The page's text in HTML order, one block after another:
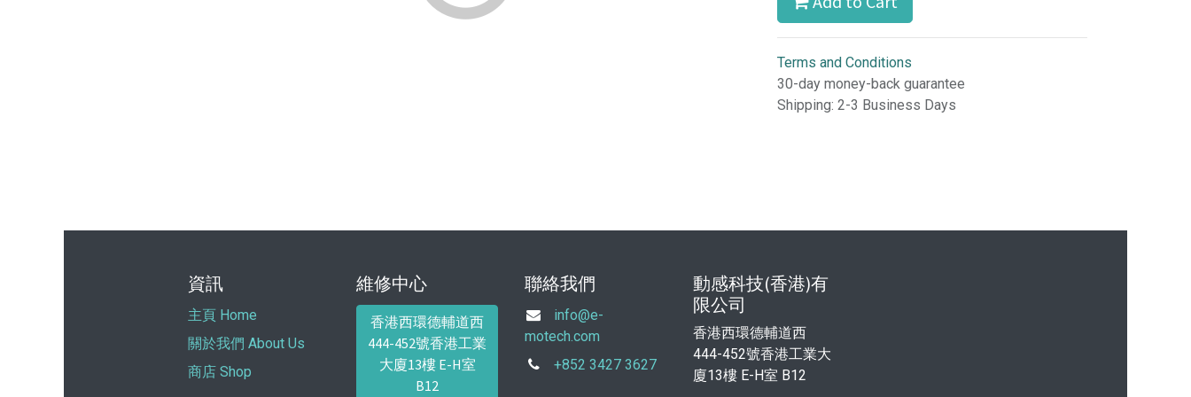
Terms and Conditions
30-day money-back guarantee
Shipping: 2-3 Business Days
資訊
主頁 Home
關於我們 About Us
商店 Shop
維修中心
香港西環德輔道西
444-452號香港工業
大廈13樓 E-H室
B12
聯絡我們
info@e-
motech.com
+852 3427 3627
動感科技(香港)有
限公司
香港西環德輔道西
444-452號香港工業大
廈13樓 E-H室 B12